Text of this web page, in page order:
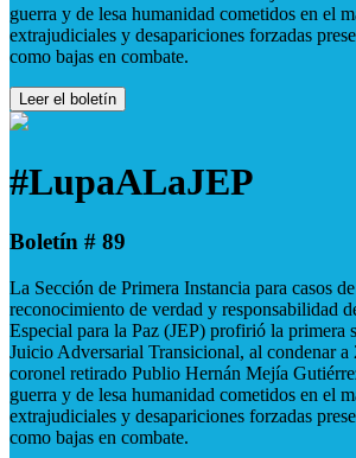
guerra y de lesa humanidad cometidos en el
extrajudiciales y desapariciones forzadas
como bajas en combate.
Leer el boletín
#LupaALaJEP
Boletín # 89
La Sección de Primera Instancia para casos
reconocimiento de verdad y responsabilidad
Especial para la Paz (JEP) profirió la primera
Juicio Adversarial Transicional, al condenar a
coronel retirado Publio Hernán Mejía
guerra y de lesa humanidad cometidos en el
extrajudiciales y desapariciones forzadas
como bajas en combate.